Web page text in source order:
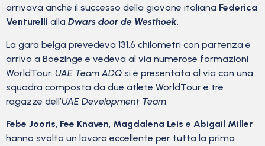
arrivava anche il successo della giovane italiana Federica
Venturelli alla Dwars door de Westhoek.
La gara belga prevedeva 131,6 chilometri con partenza e
arrivo a Boezinge e vedeva al via numerose formazioni
WorldTour. UAE Team ADQ si è presentata al via con una
squadra composta da due atlete WorldTour e tre
ragazze dell’UAE Development Team.
Febe Jooris, Fee Knaven, Magdalena Leis e Abigail Miller
hanno svolto un lavoro eccellente per tutta la prima